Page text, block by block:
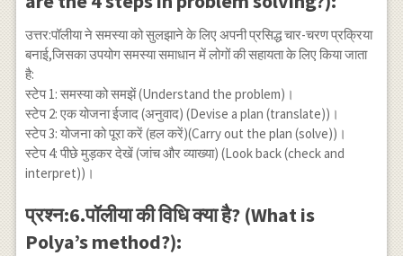
उत्तर:पॉलीया ने समस्या को सुलझाने के लिए अपनी प्रसिद्ध चार-चरण प्रक्रिया
बनाई,जिसका उपयोग समस्या समाधान में लोगों की सहायता के लिए किया जाता
है:
स्टेप 1: समस्या को समझें (Understand the problem)।
स्टेप 2: एक योजना ईजाद (अनुवाद) (Devise a plan (translate))।
स्टेप 3: योजना को पूरा करें (हल करें)(Carry out the plan (solve))।
स्टेप 4: पीछे मुड़कर देखें (जांच और व्याख्या) (Look back (check and
interpret))।
प्रश्न:6.पॉलीया की विधि क्या है? (What is
Polya’s method?):